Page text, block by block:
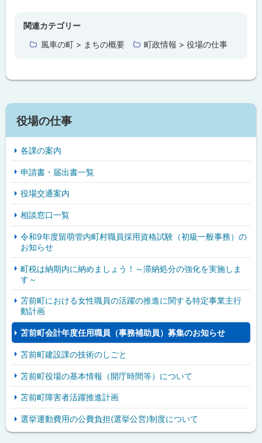
関連カテゴリー
風車の町 > まちの概要
町政情報 > 役場の仕事
役場の仕事
各課の案内
申請書・届出書一覧
役場交通案内
相談窓口一覧
令和9年度留萌管内町村職員採用資格試験（初級一般事務）の
お知らせ
町税は納期内に納めましょう！～滞納処分の強化を実施しま
す～
苫前町における女性職員の活躍の推進に関する特定事業主行
動計画
苫前町会計年度任用職員（事務補助員）募集のお知らせ
苫前町建設課の技術のしごと
苫前町役場の基本情報（開庁時間等）について
苫前町障害者活躍推進計画
選挙運動費用の公費負担(選挙公営)制度について